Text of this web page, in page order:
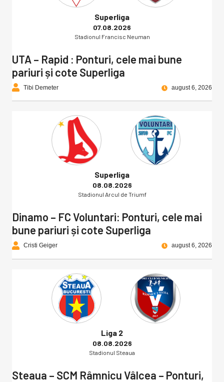
Superliga
07.08.2026
Stadionul Francisc Neuman
UTA – Rapid : Ponturi, cele mai bune
pariuri și cote Superliga
Tibi Demeter august 6, 2026
Superliga
08.08.2026
Stadionul Arcul de Triumf
Dinamo – FC Voluntari: Ponturi, cele mai
bune pariuri și cote Superliga
Cristi Geiger august 6, 2026
Liga 2
08.08.2026
Stadionul Steaua
Steaua – SCM Râmnicu Vâlcea – Ponturi,